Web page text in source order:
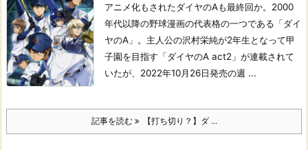
アニメ化もされたダイヤのAも最終回か。 2000
年代以降の野球漫画の代表格の一つである「ダイ
ヤのA」。主人公の沢村栄純が2年生となって甲
子園を目指す「ダイヤのA act2」が連載されて
いたが、2022年10月26日発売の週 ...
記事を読む 【打ち切り？】ダ ...